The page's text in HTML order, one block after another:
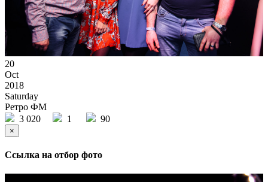
20
Oct
2018
Saturday
Ретро ФМ
3 020
1 90
×
Ссылка на отбор фото